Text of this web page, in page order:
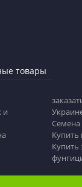
товары
и
Семена
Купить